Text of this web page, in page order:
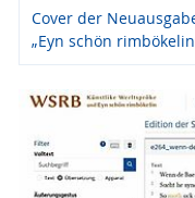
Cover der
„Eyn schön